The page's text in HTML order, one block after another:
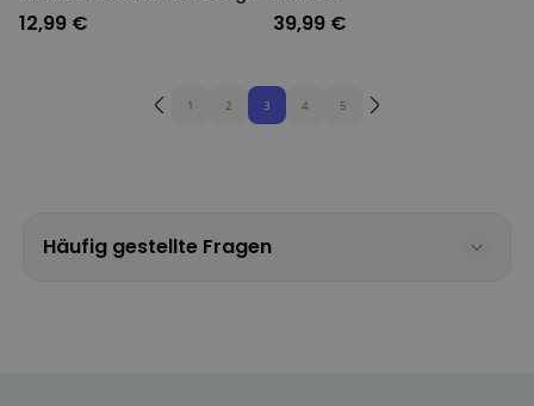
12,99 € 39,99 €
1 2 3 4 5
Häufig gestellte Fragen